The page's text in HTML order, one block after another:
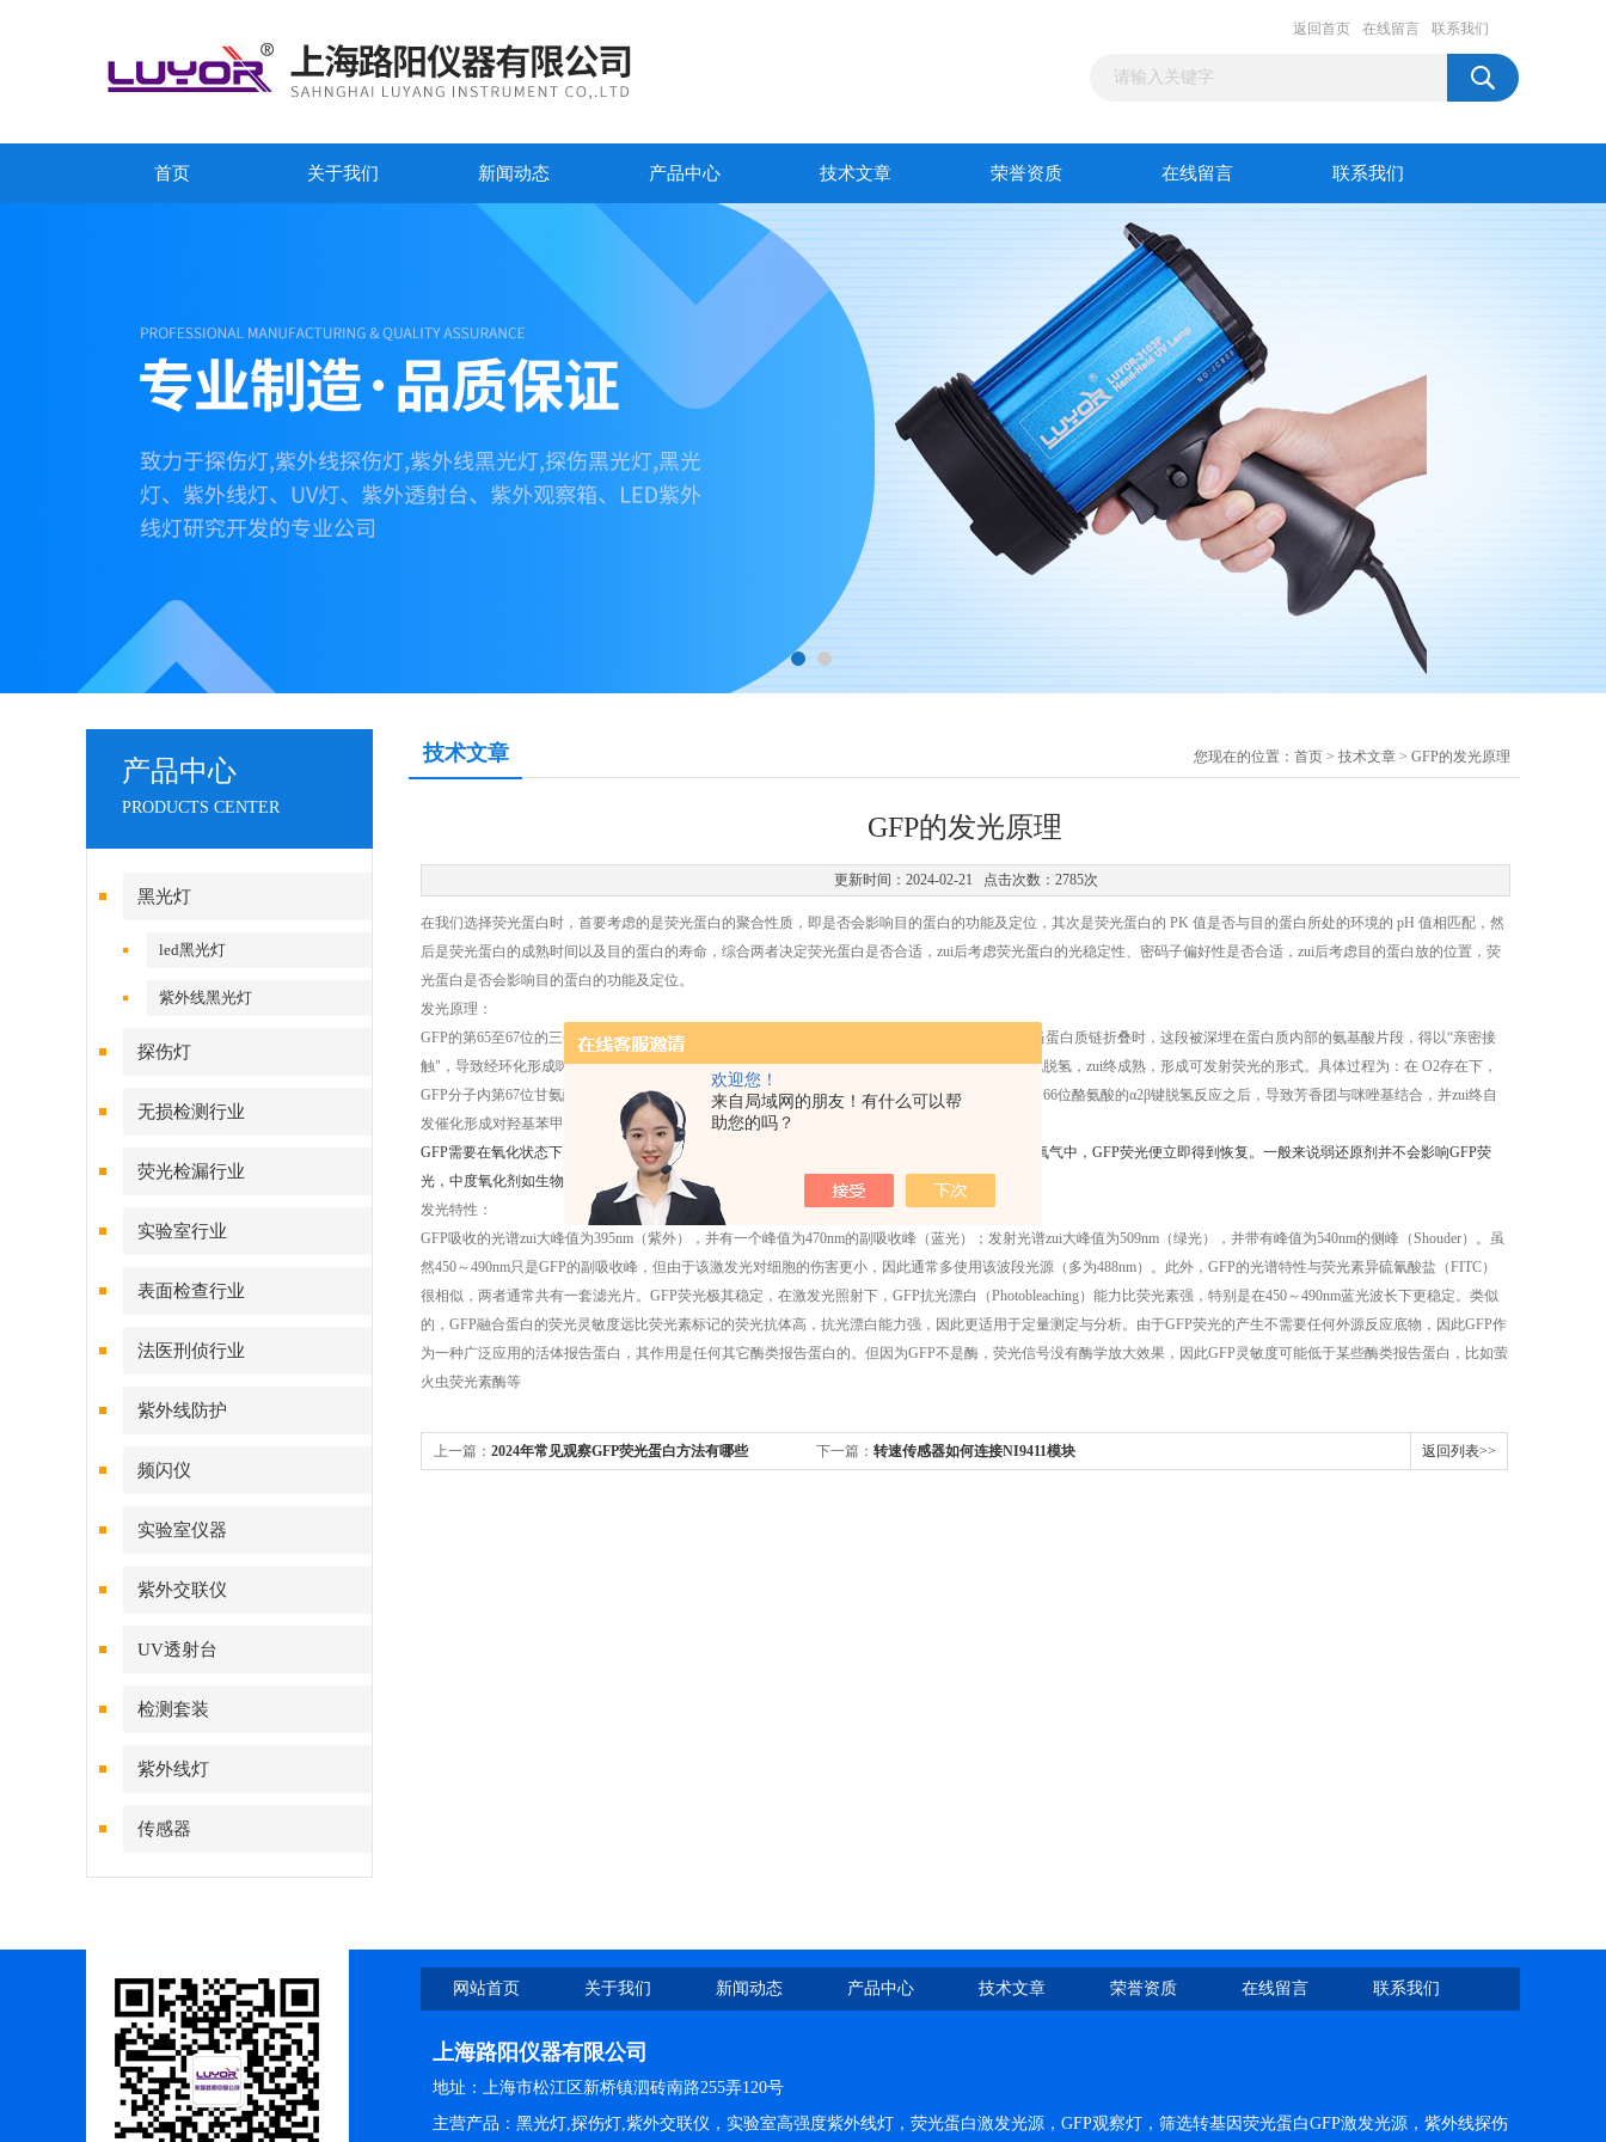
欢迎您！
来自局域网的朋友！有什么可以帮
助您的吗？
返回首页 在线留言 联系我们
首页 关于我们 新闻动态 产品中心 技术文章 荣誉资质 在线留言 联系我们
产品中心
PRODUCTS CENTER
黑光灯
led黑光灯
紫外线黑光灯
探伤灯
无损检测行业
荧光检漏行业
实验室行业
表面检查行业
法医刑侦行业
紫外线防护
频闪仪
实验室仪器
紫外交联仪
UV透射台
检测套装
紫外线灯
传感器
技术文章 您现在的位置： 首页 > 技术文章 > GFP的发光原理
GFP的发光原理
更新时间：2024-02-21 点击次数：2785次
在我们选择荧光蛋白时，首要考虑的是荧光蛋白的聚合性质，即是否会影响目的蛋白的功能及定位，其次是荧光蛋白的 PK 值是否与目的蛋白所处的环境的 pH 值相匹配，然
后是荧光蛋白的成熟时间以及目的蛋白的寿命，综合两者决定荧光蛋白是否合适，zui后考虑荧光蛋白的光稳定性、密码子偏好性是否合适，zui后考虑目的蛋白放的位置，荧
光蛋白是否会影响目的蛋白的功能及定位。
发光原理：
GFP的第65至67位的三个氨基酸（丝氨酸-酪氨酸-甘氨酸）残基，可自发地形成一种荧光发色团。当蛋白质链折叠时，这段被深埋在蛋白质内部的氨基酸片段，得以“亲密接
触"，导致经环化形成咪唑酮，并发生脱水反应。在分子氧存在的条件下，发色团可进一步发生氧化脱氢，zui终成熟，形成可发射荧光的形式。具体过程为：在 O2存在下，
GFP分子内第67位甘氨酸的酰胺对第65位丝氨酸的羧基进行亲核攻击，形成第5位碳原子咪唑基；第66位酪氨酸的α2β键脱氢反应之后，导致芳香团与咪唑基结合，并zui终自
发催化形成对羟基苯甲酸咪唑环酮生色。
GFP需要在氧化状态下产生荧光，强还原剂能使GFP转变为非荧光形式，但一旦重新暴露在空气或氧气中，GFP荧光便立即得到恢复。一般来说弱还原剂并不会影响GFP荧
光，中度氧化剂如生物材料的固定，脱水剂戊二酸或甲醛等对GFP荧光影响也不大。
发光特性：
GFP吸收的光谱zui大峰值为395nm（紫外），并有一个峰值为470nm的副吸收峰（蓝光）；发射光谱zui大峰值为509nm（绿光），并带有峰值为540nm的侧峰（Shouder）。虽
然450～490nm只是GFP的副吸收峰，但由于该激发光对细胞的伤害更小，因此通常多使用该波段光源（多为488nm）。此外，GFP的光谱特性与荧光素异硫氰酸盐（FITC）
很相似，两者通常共有一套滤光片。GFP荧光极其稳定，在激发光照射下，GFP抗光漂白（Photobleaching）能力比荧光素强，特别是在450～490nm蓝光波长下更稳定。类似
的，GFP融合蛋白的荧光灵敏度远比荧光素标记的荧光抗体高，抗光漂白能力强，因此更适用于定量测定与分析。由于GFP荧光的产生不需要任何外源反应底物，因此GFP作
为一种广泛应用的活体报告蛋白，其作用是任何其它酶类报告蛋白的。但因为GFP不是酶，荧光信号没有酶学放大效果，因此GFP灵敏度可能低于某些酶类报告蛋白，比如萤
火虫荧光素酶等
上一篇： 2024年常见观察GFP荧光蛋白方法有哪些 下一篇： 转速传感器如何连接NI9411模块 返回列表>>
网站首页 关于我们 新闻动态 产品中心 技术文章 荣誉资质 在线留言 联系我们
上海路阳仪器有限公司
地址：上海市松江区新桥镇泗砖南路255弄120号
主营产品：黑光灯,探伤灯,紫外交联仪，实验室高强度紫外线灯，荧光蛋白激发光源，GFP观察灯，筛选转基因荧光蛋白GFP激发光源，紫外线探伤